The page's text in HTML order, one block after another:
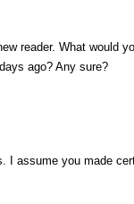
reader. What would
ago? Any sure?
I assume you made